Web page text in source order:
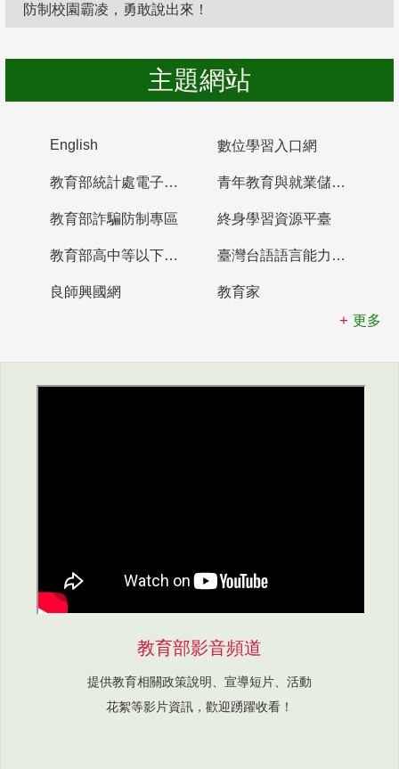
防制校園霸凌，勇敢說出來！
主題網站
English 數位學習入口網
教育部統計處電子書櫃 青年教育與就業儲蓄帳戶
教育部詐騙防制專區 終身學習資源平臺
教育部高中等以下學校及幼兒園教師資格檢定考試 臺灣台語語言能力認證網站
良師興國網
教育家
更多
教育部影音頻道
提供教育相關政策說明、宣導短片、活動
花絮等影片資訊，歡迎踴躍收看！